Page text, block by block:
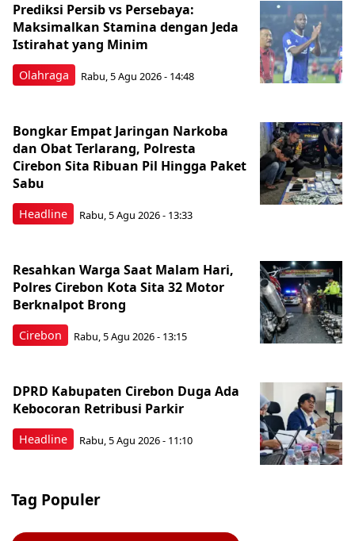
Olahraga
Prediksi Persib vs Persebaya:
Maksimalkan Stamina dengan Jeda
Istirahat yang Minim
Rabu, 5 Agu 2026 - 14:48
Headline
Bongkar Empat Jaringan Narkoba
dan Obat Terlarang, Polresta
Cirebon Sita Ribuan Pil Hingga Paket
Sabu
Rabu, 5 Agu 2026 - 13:33
Cirebon
Resahkan Warga Saat Malam Hari,
Polres Cirebon Kota Sita 32 Motor
Berknalpot Brong
Rabu, 5 Agu 2026 - 13:15
Headline
DPRD Kabupaten Cirebon Duga Ada
Kebocoran Retribusi Parkir
Rabu, 5 Agu 2026 - 11:10
Tag Populer